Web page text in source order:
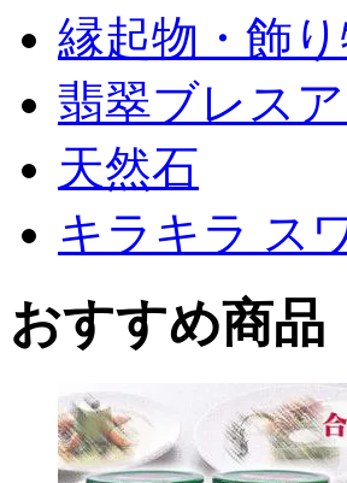
縁起物・飾
翡翠ブレス
天然石
キラキラ ス
おすすめ商品